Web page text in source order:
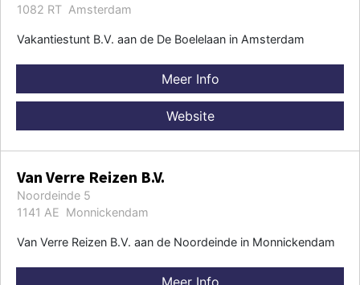
1082 RT Amsterdam
Vakantiestunt B.V. aan de De Boelelaan in Amsterdam
Meer Info
Website
Van Verre Reizen B.V.
Noordeinde 5
1141 AE Monnickendam
Van Verre Reizen B.V. aan de Noordeinde in Monnickendam
Meer Info